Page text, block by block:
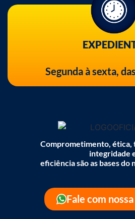
Segunda à sexta,
Comprometimento, ética,
integridade
eficiência são as bases do
Fale com